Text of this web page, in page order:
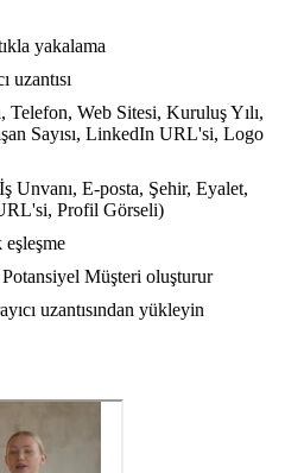
yakalama
uzantısı
Telefon, Web Sitesi, Kuruluş Yılı,
Sayısı, LinkedIn URL'si, Logo
Unvanı, E-posta, Şehir, Eyalet,
Profil Görseli)
Müşteri oluşturur
uzantısından yükleyin